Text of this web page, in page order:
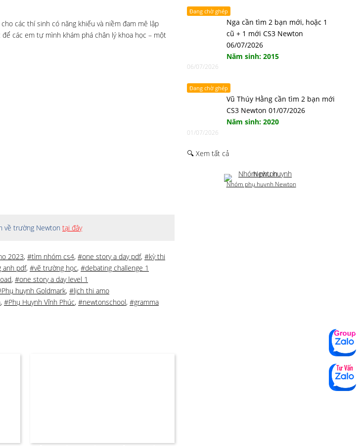
các thí sinh có năng khiếu và niềm đam mê lập
các em tự mình khám phá chân lý khoa học – một
về trường Newton tại đây
2023, #tìm nhóm cs4, #one story a day pdf, #kỳ thi
anh pdf, #vẽ trường học, #debating challenge 1
, #one story a day level 1
huynh Goldmark, #lịch thi amo
, #Phụ Huynh Vĩnh Phúc, #newtonschool, #gramma
Đang chờ ghép
Nga cần tìm 2 bạn mới, hoặc 1
cũ + 1 mới CS3 Newton
06/07/2026
Năm sinh: 2015
06/07/2026
Đang chờ ghép
Vũ Thúy Hằng cần tìm 2 bạn mới
CS3 Newton 01/07/2026
Năm sinh: 2020
01/07/2026
🔍 Xem tất cả
Nhóm phụ huynh Newton